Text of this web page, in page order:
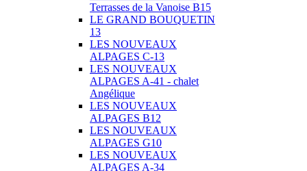
Terrasses de la Vanoise B15
LE GRAND BOUQUETIN
13
LES NOUVEAUX
ALPAGES C-13
LES NOUVEAUX
ALPAGES A-41 - chalet
Angélique
LES NOUVEAUX
ALPAGES B12
LES NOUVEAUX
ALPAGES G10
LES NOUVEAUX
ALPAGES A-34